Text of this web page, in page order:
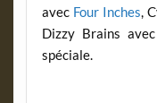
avec Four Inches,
Dizzy Brains avec
spéciale.